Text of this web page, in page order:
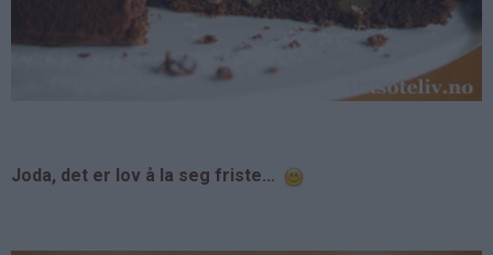
Joda, det er lov å la seg friste...